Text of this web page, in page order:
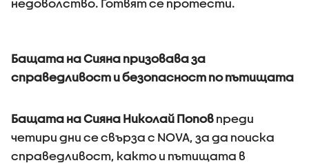
недоволство. Готвят се протести.
Бащата на Сияна призовава за
справедливост и безопасност по пътищата
Бащата на Сияна Николай Попов преди
четири дни се свърза с NOVA, за да поиска
справедливост, както и пътищата в